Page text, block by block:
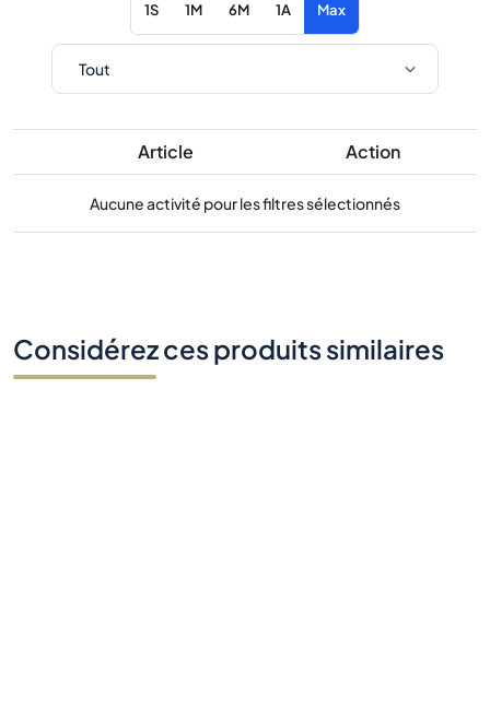
1S 1M 6M 1A Max
Article Action
Aucune activité pour les filtres sélectionnés
Considérez ces produits similaires